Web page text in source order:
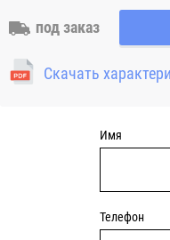
обозначением 2RS 2RS1
контактные уплотнения
(NBR) и пригодны для
поставляются
под заказ
Скачать
Имя
Телефон